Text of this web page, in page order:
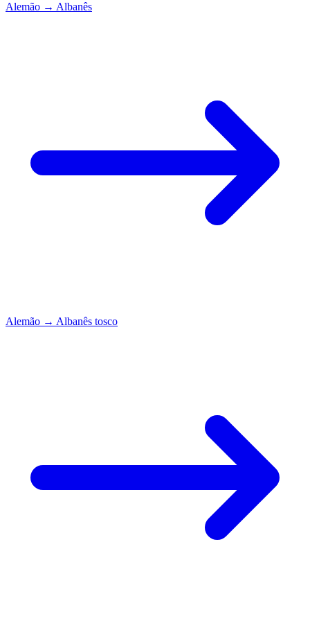
Alemão → Albanês
Alemão → Albanês tosco